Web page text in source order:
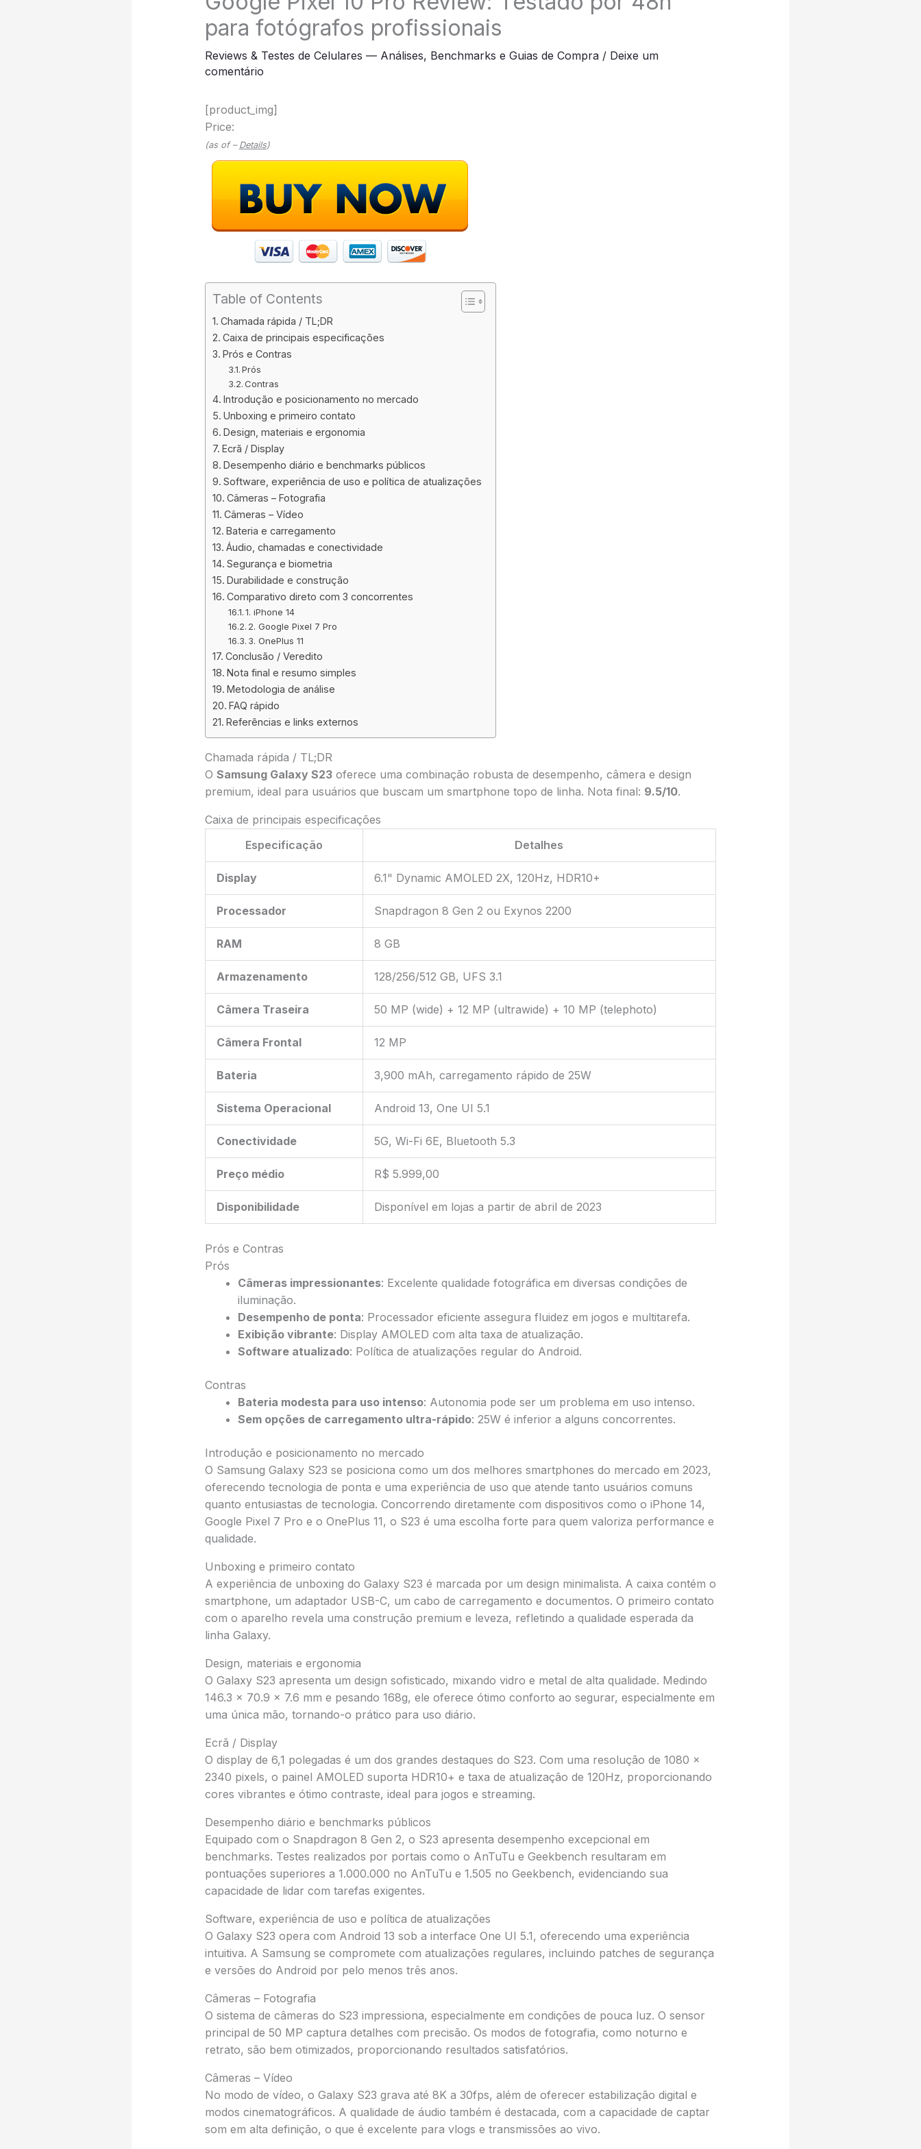
para fotógrafos profissionais
Reviews & Testes de Celulares — Análises, Benchmarks e Guias de Compra/ Deixe um
comentário
[product_img]
Price:
(as of – Details)
Table of Contents
Chamada rápida / TL;DR
Caixa de principais especificações
Prós e Contras
Prós
Contras
Introdução e posicionamento no mercado
Unboxing e primeiro contato
Design, materiais e ergonomia
Ecrã / Display
Desempenho diário e benchmarks públicos
Software, experiência de uso e política de atualizações
Câmeras – Fotografia
Câmeras – Vídeo
Bateria e carregamento
Áudio, chamadas e conectividade
Segurança e biometria
Durabilidade e construção
Comparativo direto com 3 concorrentes
1. iPhone 14
2. Google Pixel 7 Pro
3. OnePlus 11
Conclusão / Veredito
Nota final e resumo simples
Metodologia de análise
FAQ rápido
Referências e links externos
Chamada rápida / TL;DR
O Samsung Galaxy S23oferece uma combinação robusta de desempenho, câmera e design
premium, ideal para usuários que buscam um smartphone topo de linha. Nota final: 9.5/10.
Caixa de principais especificações
Especificação
Detalhes
Display 6.1" Dynamic AMOLED 2X, 120Hz, HDR10+
Processador Snapdragon 8 Gen 2 ou Exynos 2200
RAM 8 GB
Armazenamento 128/256/512 GB, UFS 3.1
Câmera Traseira 50 MP (wide) + 12 MP (ultrawide) + 10 MP (telephoto)
Câmera Frontal 12 MP
Bateria 3,900 mAh, carregamento rápido de 25W
Sistema Operacional Android 13, One UI 5.1
Conectividade 5G, Wi-Fi 6E, Bluetooth 5.3
Preço médio R$ 5.999,00
Disponibilidade Disponível em lojas a partir de abril de 2023
Prós e Contras
Prós
Câmeras impressionantes: Excelente qualidade fotográfica em diversas condições de
iluminação.
Desempenho de ponta: Processador eficiente assegura fluidez em jogos e multitarefa.
Exibição vibrante: Display AMOLED com alta taxa de atualização.
Software atualizado: Política de atualizações regular do Android.
Contras
Bateria modesta para uso intenso: Autonomia pode ser um problema em uso intenso.
Sem opções de carregamento ultra-rápido: 25W é inferior a alguns concorrentes.
Introdução e posicionamento no mercado
O Samsung Galaxy S23 se posiciona como um dos melhores smartphones do mercado em 2023,
oferecendo tecnologia de ponta e uma experiência de uso que atende tanto usuários comuns
quanto entusiastas de tecnologia. Concorrendo diretamente com dispositivos como o iPhone 14,
Google Pixel 7 Pro e o OnePlus 11, o S23 é uma escolha forte para quem valoriza performance e
qualidade.
Unboxing e primeiro contato
A experiência de unboxing do Galaxy S23 é marcada por um design minimalista. A caixa contém o
smartphone, um adaptador USB-C, um cabo de carregamento e documentos. O primeiro contato
com o aparelho revela uma construção premium e leveza, refletindo a qualidade esperada da
linha Galaxy.
Design, materiais e ergonomia
O Galaxy S23 apresenta um design sofisticado, mixando vidro e metal de alta qualidade. Medindo
146.3 x 70.9 x 7.6 mm e pesando 168g, ele oferece ótimo conforto ao segurar, especialmente em
uma única mão, tornando-o prático para uso diário.
Ecrã / Display
O display de 6,1 polegadas é um dos grandes destaques do S23. Com uma resolução de 1080 x
2340 pixels, o painel AMOLED suporta HDR10+ e taxa de atualização de 120Hz, proporcionando
cores vibrantes e ótimo contraste, ideal para jogos e streaming.
Desempenho diário e benchmarks públicos
Equipado com o Snapdragon 8 Gen 2, o S23 apresenta desempenho excepcional em
benchmarks. Testes realizados por portais como o AnTuTu e Geekbench resultaram em
pontuações superiores a 1.000.000 no AnTuTu e 1.505 no Geekbench, evidenciando sua
capacidade de lidar com tarefas exigentes.
Software, experiência de uso e política de atualizações
O Galaxy S23 opera com Android 13 sob a interface One UI 5.1, oferecendo uma experiência
intuitiva. A Samsung se compromete com atualizações regulares, incluindo patches de segurança
e versões do Android por pelo menos três anos.
Câmeras – Fotografia
O sistema de câmeras do S23 impressiona, especialmente em condições de pouca luz. O sensor
principal de 50 MP captura detalhes com precisão. Os modos de fotografia, como noturno e
retrato, são bem otimizados, proporcionando resultados satisfatórios.
Câmeras – Vídeo
No modo de vídeo, o Galaxy S23 grava até 8K a 30fps, além de oferecer estabilização digital e
modos cinematográficos. A qualidade de áudio também é destacada, com a capacidade de captar
som em alta definição, o que é excelente para vlogs e transmissões ao vivo.